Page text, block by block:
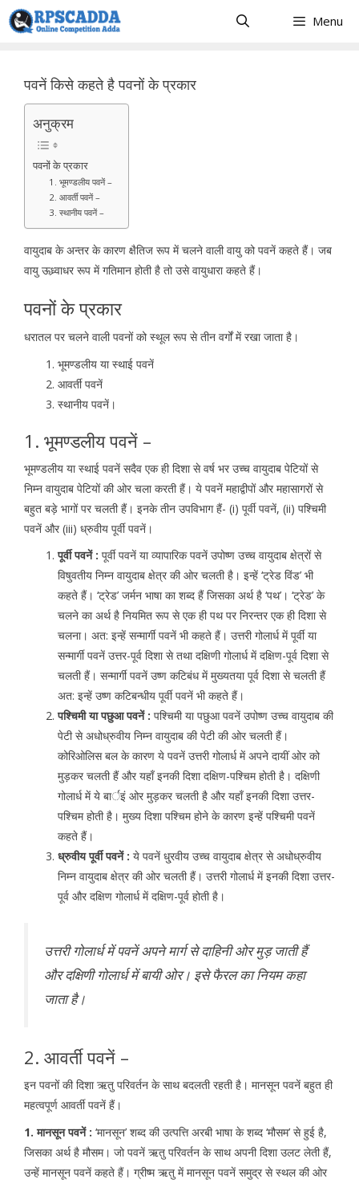
Skip
to
Menu
पवनें किसे कहते है पवनों के प्रकार
अनुक्रम
पवनों के प्रकार
1. भूमण्डलीय पवनें –
2. आवर्ती पवनें –
3. स्थानीय पवनें –
वायुदाब के अन्तर के कारण क्षैतिज रूप में चलने वाली वायु को पवनें कहते हैं। जब
वायु ऊध्र्वाधर रूप में गतिमान होती है तो उसे वायुधारा कहते हैं।
पवनों के प्रकार
धरातल पर चलने वाली पवनों को स्थूल रूप से तीन वर्गों में रखा जाता है।
भूमण्डलीय या स्थाई पवनें
आवर्ती पवनें
स्थानीय पवनें।
1. भूमण्डलीय पवनें –
भूमण्डलीय या स्थाई पवनें सदैव एक ही दिशा से वर्ष भर उच्च वायुदाब पेटियों से
निम्न वायुदाब पेटियों की ओर चला करती हैं। ये पवनें महाद्वीपों और महासागरों से
बहुत बड़े भागों पर चलती हैं। इनके तीन उपविभाग हैं- (i) पूर्वी पवनें, (ii) पश्चिमी
पवनें और (iii) ध्रुवीय पूर्वी पवनें।
पूर्वी पवनें : पूर्वी पवनें या व्यापारिक पवनें उपोष्ण उच्च वायुदाब क्षेत्रों से
विषुवतीय निम्न वायुदाब क्षेत्र की ओर चलती है। इन्हें ‘ट्रेड विंड’ भी
कहते हैं। ‘ट्रेड’ जर्मन भाषा का शब्द हैं जिसका अर्थ है ‘पथ’। ‘ट्रेड’ के
चलने का अर्थ है नियमित रूप से एक ही पथ पर निरन्तर एक ही दिशा से
चलना। अत: इन्हें सन्मार्गी पवनें भी कहते हैं। उत्तरी गोलार्ध में पूर्वी या
सन्मार्गी पवनें उत्तर-पूर्व दिशा से तथा दक्षिणी गोलार्ध में दक्षिण-पूर्व दिशा से
चलती हैं। सन्मार्गी पवनें उष्ण कटिबंध में मुख्यतया पूर्व दिशा से चलती हैं
अत: इन्हें उष्ण कटिबन्धीय पूर्वी पवनें भी कहते हैं।
पश्चिमी या पछुआ पवनें : पश्चिमी या पछुआ पवनें उपोष्ण उच्च वायुदाब की
पेटी से अधोध्रुवीय निम्न वायुदाब की पेटी की ओर चलती हैं।
कोरिओलिस बल के कारण ये पवनें उत्तरी गोलार्ध में अपने दायीं ओर को
मुड़कर चलती हैं और यहाँ इनकी दिशा दक्षिण-पश्चिम होती है। दक्षिणी
गोलार्ध में ये बार्इं ओर मुड़कर चलती है और यहाँ इनकी दिशा उत्तर-
पश्चिम होती है। मुख्य दिशा पश्चिम होने के कारण इन्हें पश्चिमी पवनें
कहते हैं।
ध्रुवीय पूर्वी पवनें : ये पवनें धु्रवीय उच्च वायुदाब क्षेत्र से अधोध्रुवीय
निम्न वायुदाब क्षेत्र की ओर चलती हैं। उत्तरी गोलार्ध में इनकी दिशा उत्तर-
पूर्व और दक्षिण गोलार्ध में दक्षिण-पूर्व होती है।
उत्तरी गोलार्ध में पवनें अपने मार्ग से दाहिनी ओर मुड़ जाती हैं
और दक्षिणी गोलार्ध में बायी ओर। इसे फैरल का नियम कहा
जाता है।
2. आवर्ती पवनें –
इन पवनों की दिशा ऋतु परिवर्तन के साथ बदलती रहती है। मानसून पवनें बहुत ही
महत्वपूर्ण आवर्ती पवनें हैं।
1. मानसून पवनें : ‘मानसून’ शब्द की उत्पत्ति अरबी भाषा के शब्द ‘मौसम’ से हुई है,
जिसका अर्थ है मौसम। जो पवनें ऋतु परिवर्तन के साथ अपनी दिशा उलट लेती हैं,
उन्हें मानसून पवनें कहते हैं। ग्रीष्म ऋतु में मानसून पवनें समुद्र से स्थल की ओर